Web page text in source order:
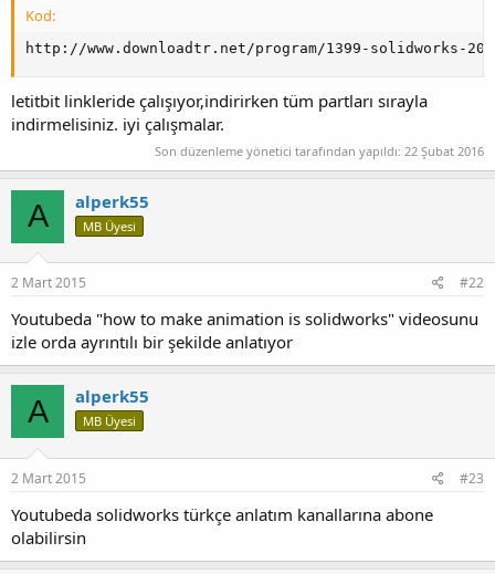
Kod:
http://www.downloadtr.net/program/1399-solidworks-
letitbit linkleride çalışıyor,indirirken tüm partları sırayla
indirmelisiniz. iyi çalışmalar.
Son düzenleme yönetici tarafından yapıldı: 22 Şubat 2016
A alperk55
MB Üyesi
2 Mart 2015 #22
Youtubeda "how to make animation is solidworks" videosunu
izle orda ayrıntılı bir şekilde anlatıyor
A alperk55
MB Üyesi
2 Mart 2015 #23
Youtubeda solidworks türkçe anlatım kanallarına abone
olabilirsin